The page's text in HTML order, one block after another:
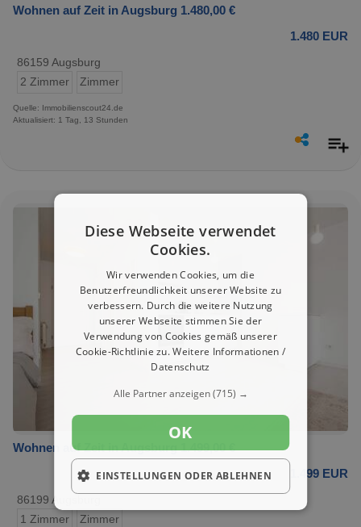
Wohnen auf Zeit in Augsburg 1.480,00 €
1.480 EUR
86159 Augsburg
2 Zimmer
Zimmer
Quelle: Immobilienscout24.de
Aktualisiert: 1 Tag, 13 Stunden
Wohnen auf Zeit in Augsburg 1.499,00 €
1.499 EUR
86199 Augsburg
1 Zimmer
Zimmer
Diese Webseite verwendet
Cookies.
Wir verwenden Cookies, um die
Benutzerfreundlichkeit unserer Website zu
verbessern. Durch die weitere Nutzung
unserer Webseite stimmen Sie der
Verwendung von Cookies gemäß unserer
Cookie-Richtlinie zu.Weitere Informationen /
Datenschutz
Alle Partner anzeigen(715) →
OK
EINSTELLUNGEN ODER ABLEHNEN